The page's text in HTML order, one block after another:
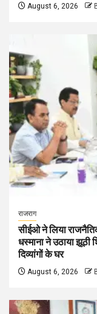
August 6, 2026
राजराग
सीईओ ने लिया
धस्माना ने उठाया झूठी
दिव्यांगों के घर
August 6, 2026